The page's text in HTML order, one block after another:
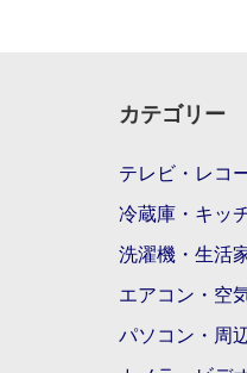
カテゴリー
テレビ・レコ
冷蔵庫・キッ
洗濯機・生活
エアコン・空
パソコン・周